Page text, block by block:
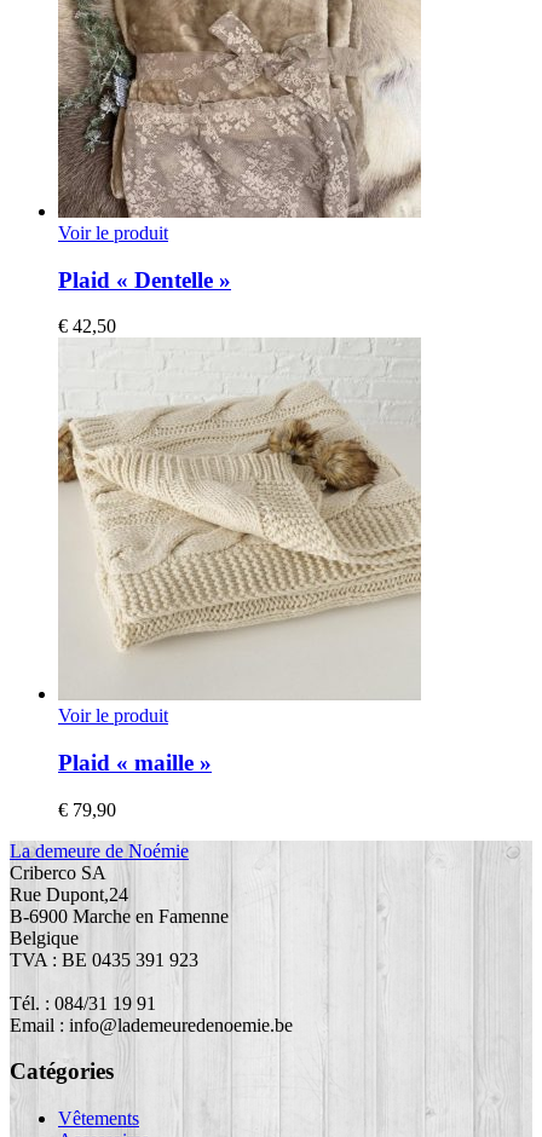
Voir le produit
Plaid « Dentelle »
€ 42,50
Voir le produit
Plaid « maille »
€ 79,90
La demeure de Noémie
Criberco SA
Rue Dupont,24
B-6900 Marche en Famenne
Belgique
TVA : BE 0435 391 923
Tél. : 084/31 19 91
Email : info@lademeuredenoemie.be
Catégories
Vêtements